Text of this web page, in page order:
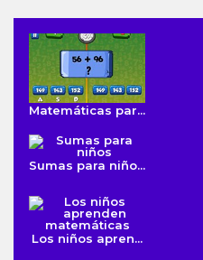
Matemáticas par...
Sumas para niño...
Los niños apren...